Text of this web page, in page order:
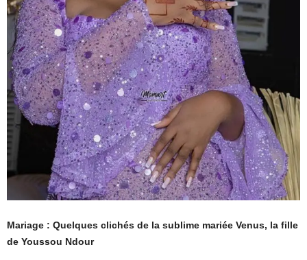
Mariage : Quelques clichés de la sublime mariée Venus, la fille
de Youssou Ndour